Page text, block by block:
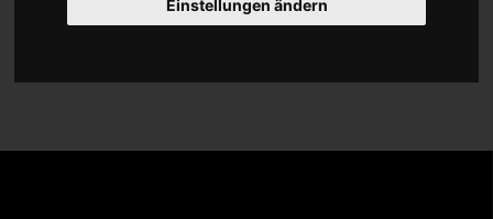
Einstellungen ändern
China
Hi-Hats